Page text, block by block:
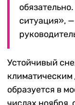
ситуация»,
Устойчивый
образуется в